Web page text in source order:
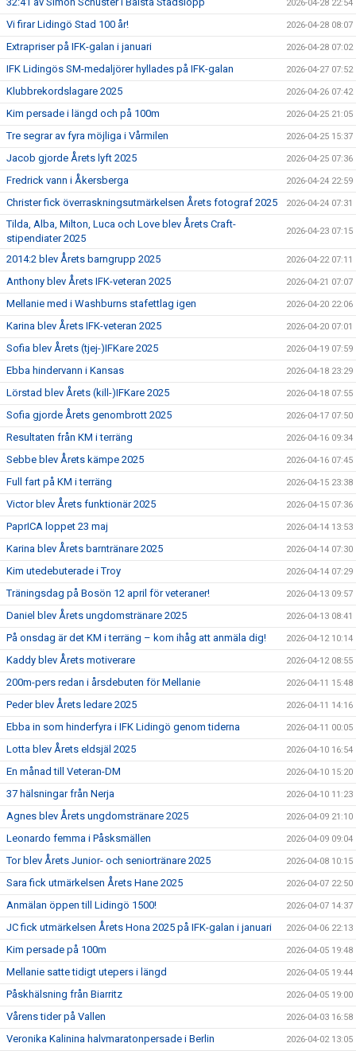
2026-04-28 22:54
Vi firar Lidingö Stad 100 år! 2026-04-28 08:07
Extrapriser på IFK-galan i januari 2026-04-28 07:02
IFK Lidingös SM-medaljörer hyllades på IFK-galan 2026-04-27 07:52
Klubbrekordslagare 2025 2026-04-26 07:42
Kim persade i längd och på 100m 2026-04-25 21:05
Tre segrar av fyra möjliga i Vårmilen 2026-04-25 15:37
Jacob gjorde Årets lyft 2025 2026-04-25 07:36
Fredrick vann i Åkersberga 2026-04-24 22:59
Christer fick överraskningsutmärkelsen Årets fotograf 2025 2026-04-24 07:31
Tilda, Alba, Milton, Luca och Love blev Årets Craft-
stipendiater 2025
2026-04-23 07:15
2014:2 blev Årets barngrupp 2025 2026-04-22 07:11
Anthony blev Årets IFK-veteran 2025 2026-04-21 07:07
Mellanie med i Washburns stafettlag igen 2026-04-20 22:06
Karina blev Årets IFK-veteran 2025 2026-04-20 07:01
Sofia blev Årets (tjej-)IFKare 2025 2026-04-19 07:59
Ebba hindervann i Kansas 2026-04-18 23:29
Lörstad blev Årets (kill-)IFKare 2025 2026-04-18 07:55
Sofia gjorde Årets genombrott 2025 2026-04-17 07:50
Resultaten från KM i terräng 2026-04-16 09:34
Sebbe blev Årets kämpe 2025 2026-04-16 07:45
Full fart på KM i terräng 2026-04-15 23:38
Victor blev Årets funktionär 2025 2026-04-15 07:36
PaprICA loppet 23 maj 2026-04-14 13:53
Karina blev Årets barntränare 2025 2026-04-14 07:30
Kim utedebuterade i Troy 2026-04-14 07:29
Träningsdag på Bosön 12 april för veteraner! 2026-04-13 09:57
Daniel blev Årets ungdomstränare 2025 2026-04-13 08:41
På onsdag är det KM i terräng – kom ihåg att anmäla dig! 2026-04-12 10:14
Kaddy blev Årets motiverare 2026-04-12 08:55
200m-pers redan i årsdebuten för Mellanie 2026-04-11 15:48
Peder blev Årets ledare 2025 2026-04-11 14:16
Ebba in som hinderfyra i IFK Lidingö genom tiderna 2026-04-11 00:05
Lotta blev Årets eldsjäl 2025 2026-04-10 16:54
En månad till Veteran-DM 2026-04-10 15:20
37 hälsningar från Nerja 2026-04-10 11:23
Agnes blev Årets ungdomstränare 2025 2026-04-09 21:10
Leonardo femma i Påsksmällen 2026-04-09 09:04
Tor blev Årets Junior- och seniortränare 2025 2026-04-08 10:15
Sara fick utmärkelsen Årets Hane 2025 2026-04-07 22:50
Anmälan öppen till Lidingö 1500! 2026-04-07 14:37
JC fick utmärkelsen Årets Hona 2025 på IFK-galan i januari 2026-04-06 22:13
Kim persade på 100m 2026-04-05 19:48
Mellanie satte tidigt utepers i längd 2026-04-05 19:44
Påskhälsning från Biarritz 2026-04-05 19:00
Vårens tider på Vallen 2026-04-03 16:58
Veronika Kalinina halvmaratonpersade i Berlin 2026-04-02 13:05